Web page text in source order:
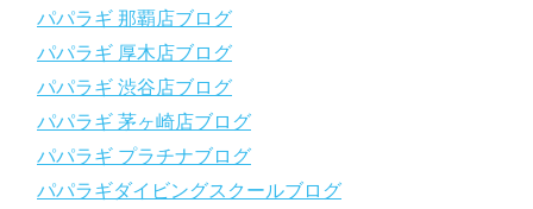
https://www.papalagi.co.jp/lp/line_registration/.
YouTubeで言えない話をこっそり配信
◆ライセンス取得の前に知っておきたい情報満載の動画はコチラ
https://youtu.be/UBiZ64WlU7c?si=I5rkY-mkfTCxZVn7
◆ライセンス取得コースについて知りたい方はコチラ
パパラギ 那覇店ブログ
パパラギ 厚木店ブログ
パパラギ 渋谷店ブログ
パパラギ 茅ヶ崎店ブログ
パパラギ プラチナブログ
パパラギダイビングスクールブログ